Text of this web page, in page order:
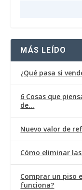
MÁS LEÍDO
¿Qué pasa si
6 Cosas que
de…
Nuevo valor de
Cómo eliminar
Comprar un piso
funciona?